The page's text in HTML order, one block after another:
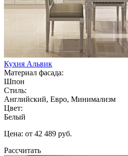
Кухня Альвик
Материал фасада:
Шпон
Стиль:
Английский, Евро, Минимализм
Цвет:
Белый
Цена: от 42 489 руб.
Рассчитать